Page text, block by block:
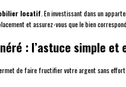
locatif . En investissant dans un
et assurez-vous que le bien
: l’astuce simple et
de faire fructifier votre argent sans